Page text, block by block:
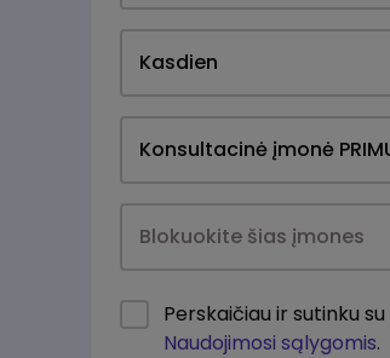
Kasdien
Perskaičiau ir sutinku su
Naudojimosi sąlygomis.